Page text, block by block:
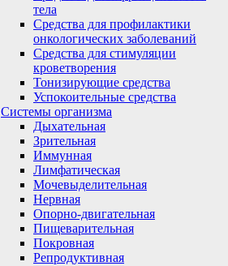
тела
Средства для профилактики
онкологических заболеваний
Средства для стимуляции
кроветворения
Тонизирующие средства
Успокоительные средства
Системы организма
Дыхательная
Зрительная
Иммунная
Лимфатическая
Мочевыделительная
Нервная
Опорно-двигательная
Пищеварительная
Покровная
Репродуктивная